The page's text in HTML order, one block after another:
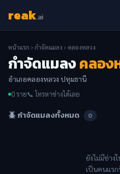
reak.ai
หน้าแรก ›กำจัดแมลง › คลองหลวง
กำจัดแมลงคลอง
อำเภอคลองหลวง ปทุมธานี
0 ราย📞 โทรหาช่างได้เลย
🪲 กำจัดแมลงทั้งหมด 0
ยังไม่มีช่า
เป็นคนแร